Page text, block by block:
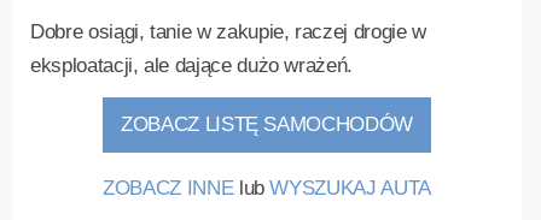
Dobre osiągi, tanie w zakupie, raczej drogie w
eksploatacji, ale dające dużo wrażeń.
ZOBACZ LISTĘ SAMOCHODÓW
ZOBACZ INNElubWYSZUKAJ AUTA